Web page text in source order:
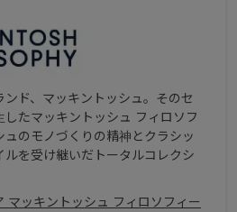
ド、マッキントッシュ。そのセ
したマッキントッシュ フィロソフ
ュのモノづくりの精神とクラシッ
を受け継いだトータルコレクシ
マッキントッシュ フィロソフィー